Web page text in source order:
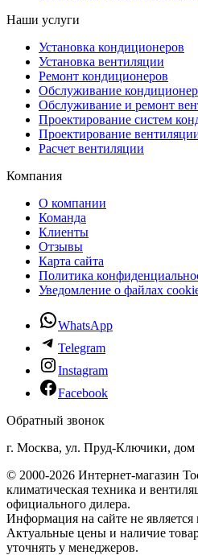
Наши услуги
Установка кондиционеров
Установка вентиляции
Ремонт кондиционеров
Обслуживание
Обслуживание и ремонт
Проектирование систем
Проектирование
Расчет вентиляции
Компания
О компании
Команда
Клиенты
Отзывы
Карта сайта
Политика
Уведомление о файлах
WhatsApp
Telegram
Instagram
Facebook
Обратный звонок
г. Москва, ул. Пруд-Ключики, дом
© 2000-2026 Интернет-магазин
климатическая техника и
официального дилера.
Информация на сайте не
Актуальные цены и наличие
уточнять у менеджеров.